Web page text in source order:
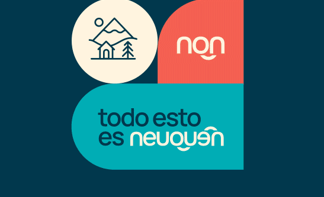
No hay alerta en los valles, pero las
ráfagas podrían llegar a los 70 km/h por
3 noviembre, 2024
El domingo 03 comenzó con tiempo fresco, el cielo cubierto y viento
calmo en los valles de Neuquén y Río Negro, pero las condiciones...
Gran incendio en un antiguo depósito
con calzado y electrodomésticos en
Neuquén: también debieron intervenir